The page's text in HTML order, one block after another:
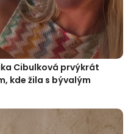
Cibulková prvýkrát
kde žila s bývalým